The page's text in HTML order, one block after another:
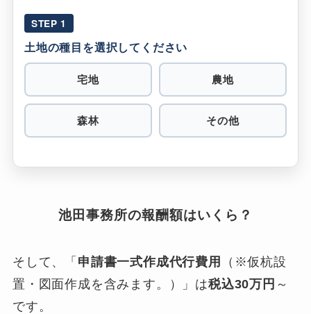
STEP 1
土地の種目を選択してください
宅地 農地
森林 その他
池田事務所の報酬額はいくら？
そして、「 申請書一式作成代行費用
（※仮杭設
置・図面作成を含みます。）」は税込30万円 ～
です。